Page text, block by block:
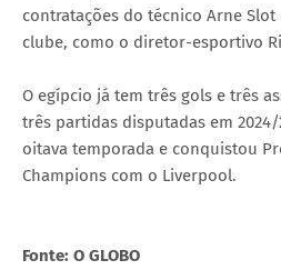
contratações do técnico Arne
clube, como o diretor-esportivo
O egípcio já tem três gols e três
três partidas disputadas em 2024/
oitava temporada e conquistou
Champions com o Liverpool.
Fonte: O GLOBO